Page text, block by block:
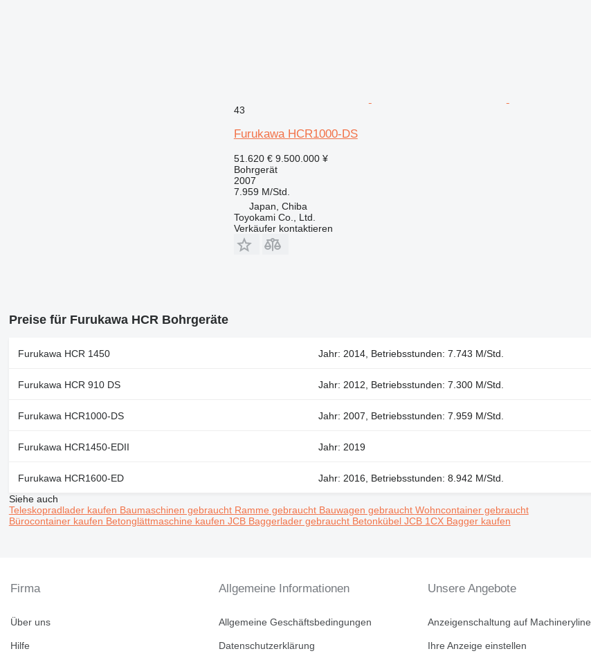
43
Furukawa HCR1000-DS
51.620 € 9.500.000 ¥
Bohrgerät
2007
7.959 M/Std.
Japan, Chiba
Toyokami Co., Ltd.
Verkäufer kontaktieren
Preise für Furukawa HCR Bohrgeräte
Furukawa HCR 1450 Jahr: 2014, Betriebsstunden: 7.743 M/Std.
Furukawa HCR 910 DS Jahr: 2012, Betriebsstunden: 7.300 M/Std.
Furukawa HCR1000-DS Jahr: 2007, Betriebsstunden: 7.959 M/Std.
Furukawa HCR1450-EDII Jahr: 2019
Furukawa HCR1600-ED Jahr: 2016, Betriebsstunden: 8.942 M/Std.
Siehe auch
Teleskopradlader kaufen Baumaschinen gebraucht Ramme gebraucht Bauwagen gebraucht Wohncontainer gebraucht
Bürocontainer kaufen Betonglättmaschine kaufen JCB Baggerlader gebraucht Betonkübel JCB 1CX Bagger kaufen
Firma
Über uns
Hilfe
Allgemeine Informationen
Allgemeine Geschäftsbedingungen
Datenschutzerklärung
Unsere Angebote
Anzeigenschaltung auf Machineryline
Ihre Anzeige einstellen